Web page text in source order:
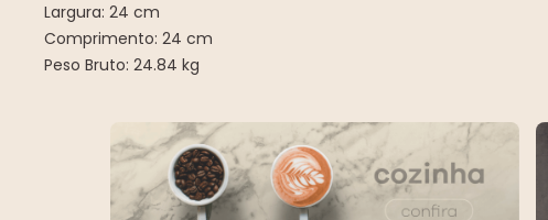
Largura: 24 cm
Comprimento: 24 cm
Peso Bruto: 24.84 kg